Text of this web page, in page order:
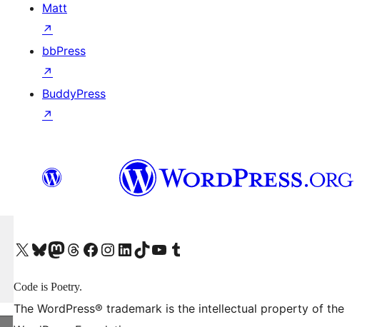
Matt
↗
bbPress
↗
BuddyPress
↗
X (旧 Twitter) アカウントへBluesky アカウントへMastodon アカウントへThreads アカウントへ Facebook ページへInstagram アカウントへ LinkedIn アカウントへTikTok アカウントへYouTube チャンネルへ Tumblr アカウントへ
Code is Poetry.
The WordPress® trademark is the intellectual property of the